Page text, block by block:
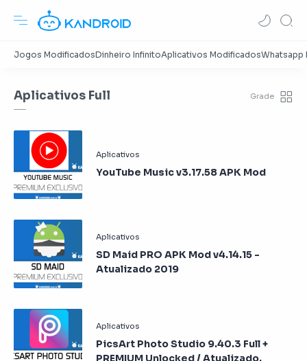
Aplicativos Full
YouTube Music v3.17.58 APK Mod
SD Maid PRO APK Mod v4.14.15 -
Atualizado 2019
PicsArt Photo Studio 9.40.3 Full +
PREMIUM Unlocked / Atualizado.